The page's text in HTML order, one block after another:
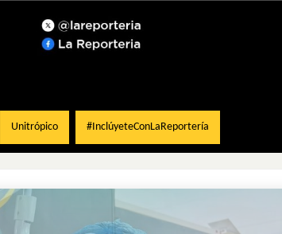
Unitrópico #InclúyeteConLaReportería